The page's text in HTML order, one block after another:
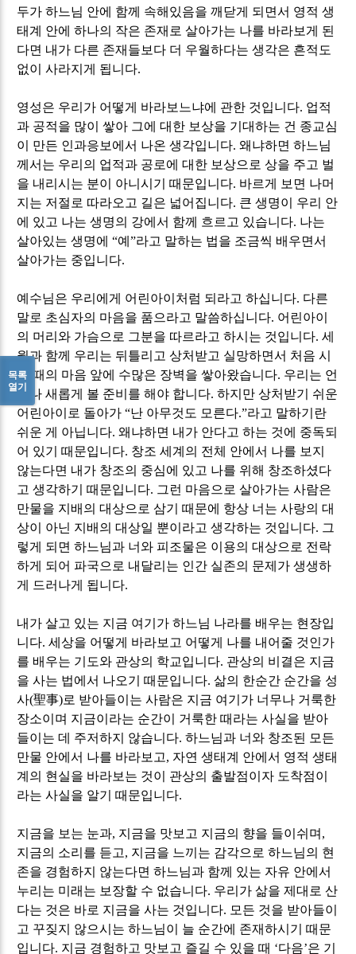
두가 하느님 안에 함께 속해있음을 깨닫게 되면서 영적 생
태계 안에 하나의 작은 존재로 살아가는 나를 바라보게 된
다면 내가 다른 존재들보다 더 우월하다는 생각은 흔적도
없이 사라지게 됩니다.
영성은 우리가 어떻게 바라보느냐에 관한 것입니다. 업적
과 공적을 많이 쌓아 그에 대한 보상을 기대하는 건 종교심
이 만든 인과응보에서 나온 생각입니다.왜냐하면 하느님
께서는 우리의 업적과 공로에 대한 보상으로 상을 주고 벌
을 내리시는 분이 아니시기 때문입니다. 바르게 보면 나머
지는 저절로 따라오고 길은 넓어집니다. 큰 생명이 우리 안
에 있고 나는 생명의 강에서 함께 흐르고 있습니다. 나는
살아있는 생명에“예”라고 말하는 법을 조금씩 배우면서
살아가는 중입니다.
예수님은 우리에게 어린아이처럼 되라고 하십니다. 다른
말로 초심자의 마음을 품으라고 말씀하십니다. 어린아이
의 머리와 가슴으로 그분을 따르라고 하시는 것입니다.세
월과 함께 우리는 뒤틀리고 상처받고 실망하면서 처음 시
작 때의 마음 앞에 수많은 장벽을 쌓아왔습니다. 우리는 언
제나 새롭게 볼 준비를 해야 합니다.하지만 상처받기 쉬운
어린아이로 돌아가“난 아무것도 모른다.”라고 말하기란
쉬운 게 아닙니다.왜냐하면 내가 안다고 하는 것에 중독되
어 있기 때문입니다. 창조 세계의 전체 안에서 나를 보지
않는다면 내가 창조의 중심에 있고 나를 위해 창조하셨다
고 생각하기 때문입니다. 그런 마음으로 살아가는 사람은
만물을 지배의 대상으로 삼기 때문에 항상 너는 사랑의 대
상이 아닌 지배의 대상일 뿐이라고 생각하는 것입니다. 그
렇게 되면 하느님과 너와 피조물은 이용의 대상으로 전락
하게 되어 파국으로 내달리는 인간 실존의 문제가 생생하
게 드러나게 됩니다.
내가 살고 있는 지금 여기가 하느님 나라를 배우는 현장입
니다.세상을 어떻게 바라보고 어떻게 나를 내어줄 것인가
를 배우는 기도와 관상의 학교입니다. 관상의 비결은 지금
을 사는 법에서 나오기 때문입니다.삶의 한순간 순간을 성
사(聖事)로 받아들이는 사람은 지금 여기가 너무나 거룩한
장소이며 지금이라는 순간이 거룩한 때라는 사실을 받아
들이는 데 주저하지 않습니다.하느님과 너와 창조된 모든
만물 안에서 나를 바라보고, 자연 생태계 안에서 영적 생태
계의 현실을 바라보는 것이 관상의 출발점이자 도착점이
라는 사실을 알기 때문입니다.
지금을 보는 눈과, 지금을 맛보고 지금의 향을 들이쉬며 ,
지금의 소리를 듣고, 지금을 느끼는 감각으로 하느님의 현
존을 경험하지 않는다면 하느님과 함께 있는 자유 안에서
누리는 미래는 보장할 수 없습니다. 우리가 삶을 제대로 산
다는 것은 바로 지금을 사는 것입니다. 모든 것을 받아들이
고 꾸짖지 않으시는 하느님이 늘 순간에 존재하시기 때문
입니다. 지금 경험하고 맛보고 즐길 수 있을 때 ‘다음’은 기
목록
열기